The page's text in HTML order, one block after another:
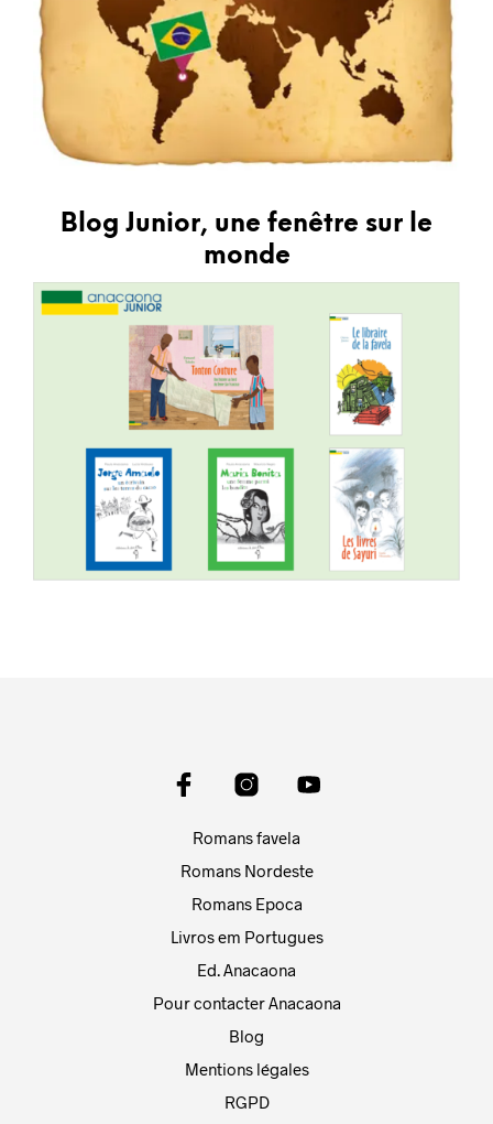
Blog Junior, une fenêtre sur le
monde
Romans favela
Romans Nordeste
Romans Epoca
Livros em Portugues
Ed. Anacaona
Pour contacter Anacaona
Blog
Mentions légales
RGPD